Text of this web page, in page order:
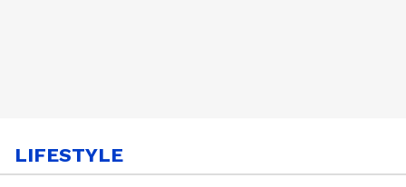
LIFESTYLE